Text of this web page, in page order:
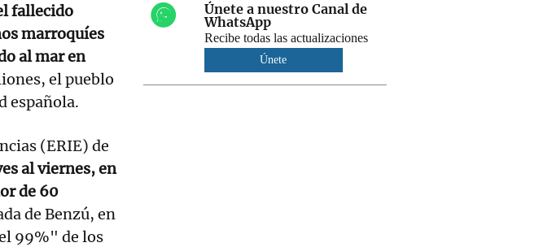
fallecido
marroquíes
al mar en
el pueblo
española.
(ERIE) de
al viernes, en
de 60
de Benzú, en
99%" de los
Únete a nuestro Canal de
WhatsApp
Recibe todas las actualizaciones
Únete